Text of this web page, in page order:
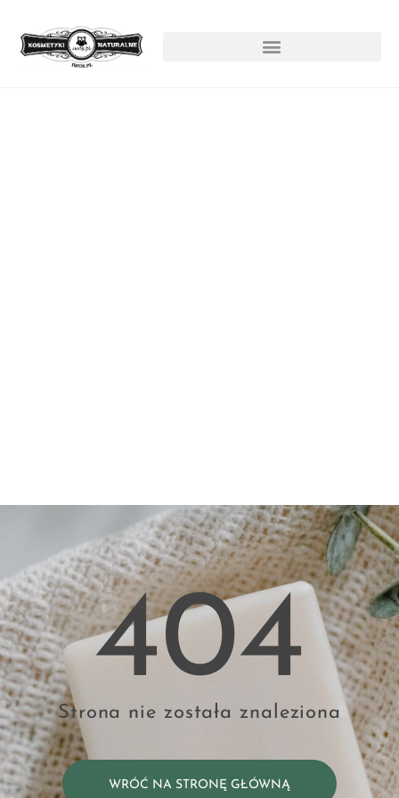
404
Strona nie została znaleziona
WRÓĆ NA STRONĘ GŁÓWNĄ